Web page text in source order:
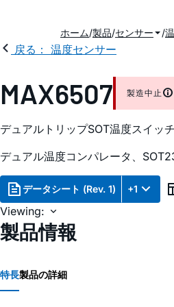
ホーム 製品 センサー
戻る： 温度センサー
MAX6507 製造中止
デュアルトリップSOT温度スイッチ
デュアル温度コンパレータ、
データシート (Rev. 1) +1
Viewing:
製品情報
特長製品の詳細